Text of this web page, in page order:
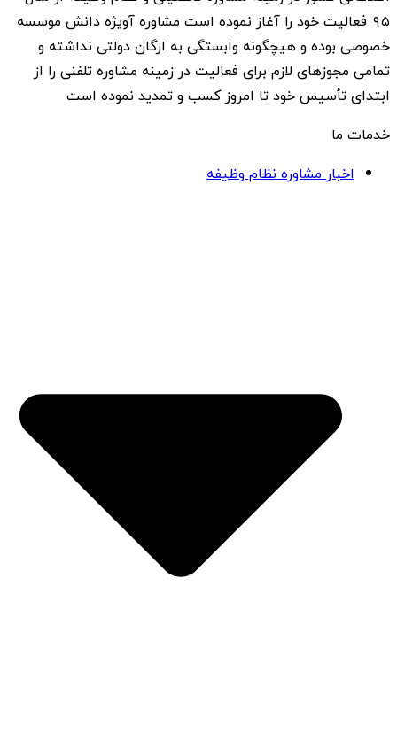
۹۵ فعالیت خود را آغاز نموده است مشاوره آویژه دانش موسسه
خصوصی بوده و هیچگونه وابستگی به ارگان دولتی نداشته و
تمامی مجوزهای لازم برای فعالیت در زمینه مشاوره تلفنی را از
ابتدای تأسیس خود تا امروز کسب و تمدید نموده است
خدمات ما
اخبار مشاوره نظام وظیفه